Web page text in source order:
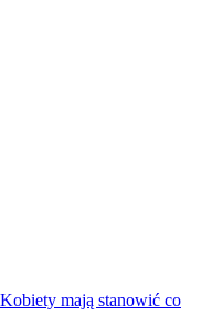
mają stanowić co